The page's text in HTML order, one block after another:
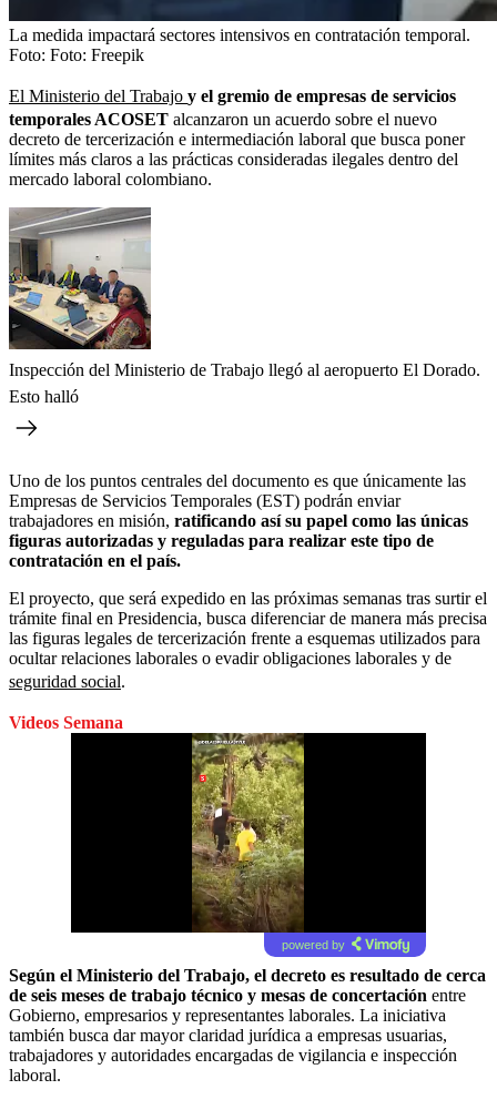
La medida impactará sectores intensivos en contratación temporal.
Foto: Foto: Freepik
El Ministerio del Trabajo y el gremio de empresas de servicios
temporales ACOSET alcanzaron un acuerdo sobre el nuevo
decreto de tercerización e intermediación laboral que busca poner
límites más claros a las prácticas consideradas ilegales dentro del
mercado laboral colombiano.
Inspección del Ministerio de Trabajo llegó al aeropuerto El Dorado.
Esto halló
Uno de los puntos centrales del documento es que únicamente las
Empresas de Servicios Temporales (EST) podrán enviar
trabajadores en misión, ratificando así su papel como las únicas
figuras autorizadas y reguladas para realizar este tipo de
contratación en el país.
El proyecto, que será expedido en las próximas semanas tras surtir el
trámite final en Presidencia, busca diferenciar de manera más precisa
las figuras legales de tercerización frente a esquemas utilizados para
ocultar relaciones laborales o evadir obligaciones laborales y de
seguridad social.
Videos Semana
powered by
Según el Ministerio del Trabajo, el decreto es resultado de cerca
de seis meses de trabajo técnico y mesas de concertación entre
Gobierno, empresarios y representantes laborales. La iniciativa
también busca dar mayor claridad jurídica a empresas usuarias,
trabajadores y autoridades encargadas de vigilancia e inspección
laboral.